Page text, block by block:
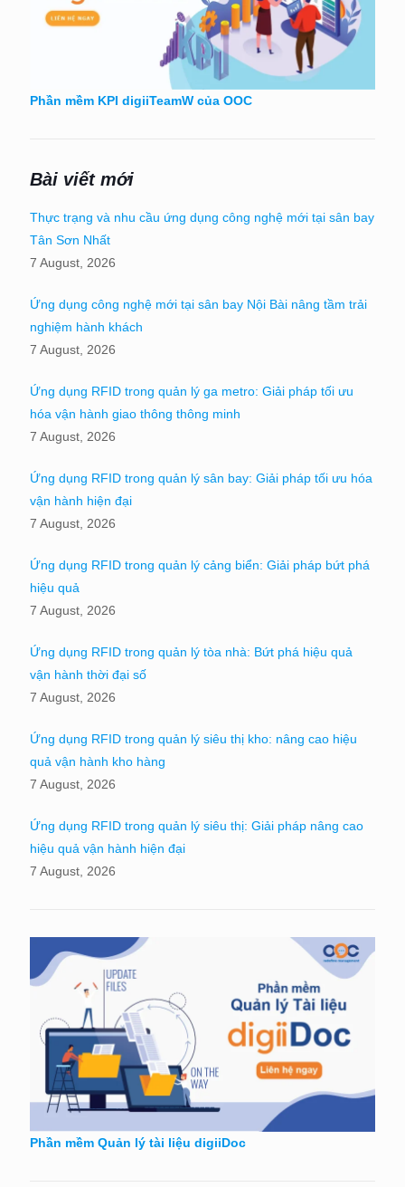
Phần mềm KPI digiiTeamW của OOC
Bài viết mới
Thực trạng và nhu cầu ứng dụng công nghệ mới tại sân bay
Tân Sơn Nhất
7 August, 2026
Ứng dụng công nghệ mới tại sân bay Nội Bài nâng tầm trải
nghiệm hành khách
7 August, 2026
Ứng dụng RFID trong quản lý ga metro: Giải pháp tối ưu
hóa vận hành giao thông thông minh
7 August, 2026
Ứng dụng RFID trong quản lý sân bay: Giải pháp tối ưu hóa
vận hành hiện đại
7 August, 2026
Ứng dụng RFID trong quản lý cảng biển: Giải pháp bứt phá
hiệu quả
7 August, 2026
Ứng dụng RFID trong quản lý tòa nhà: Bứt phá hiệu quả
vận hành thời đại số
7 August, 2026
Ứng dụng RFID trong quản lý siêu thị kho: nâng cao hiệu
quả vận hành kho hàng
7 August, 2026
Ứng dụng RFID trong quản lý siêu thị: Giải pháp nâng cao
hiệu quả vận hành hiện đại
7 August, 2026
Phần mềm Quản lý tài liệu digiiDoc